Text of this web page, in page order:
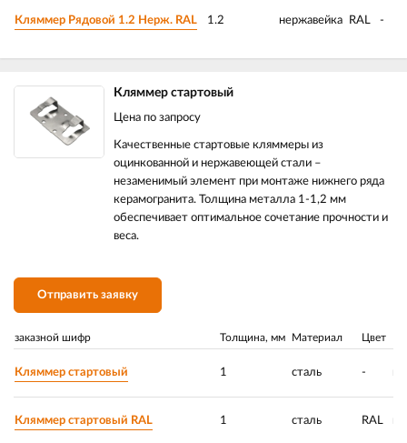
Кляммер Рядовой 1.2 Нерж. RAL 1.2 нержавейка RAL -
Кляммер стартовый
Цена по запросу
Качественные стартовые кляммеры из
оцинкованной и нержавеющей стали –
незаменимый элемент при монтаже нижнего ряда
керамогранита. Толщина металла 1-1,2 мм
обеспечивает оптимальное сочетание прочности и
веса.
Отправить заявку
заказной шифр Толщина, мм Материал Цвет
Кляммер стартовый 1 сталь -
Кляммер стартовый RAL 1 сталь RAL